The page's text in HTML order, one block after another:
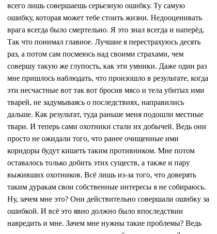
всего лишь совершаешь серьезную ошибку. Ту самую
ошибку, которая может тебе стоить жизни. Недооценивать
врага всегда было смертельно. Я это знал всегда и наперёд.
Так что понимал главное. Лучшие я перестрахуюсь десять
раз, а потом сам посмеюсь над своими страхами, чем
совершу такую же глупость, как эти умники. Даже один раз
мне пришлось наблюдать, что произошло в результате, когда
эти несчастные вот так вот бросив мясо и тела убитых ими
тварей, не задумываясь о последствиях, направились
дальше. Как результат, туда раньше меня подошли местные
твари. И теперь сами охотники стали их добычей. Ведь они
просто не ожидали того, что ранее очищенные ими
коридоры будут кишеть таким противником. Мне потом
оставалось только добить этих существ, а также и пару
выживших охотников. Всё лишь из-за того, что доверять
таким дуракам свои собственные интересы я не собираюсь.
Ну, зачем мне это? Они действительно совершали ошибку за
ошибкой. И всё это явно должно было впоследствии
навредить и мне. Зачем мне нужны такие проблемы? Ведь